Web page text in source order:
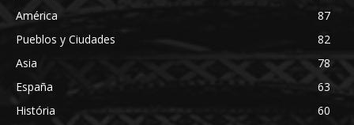
América
87
Pueblos y Ciudades
82
Asia
78
España
63
História
60